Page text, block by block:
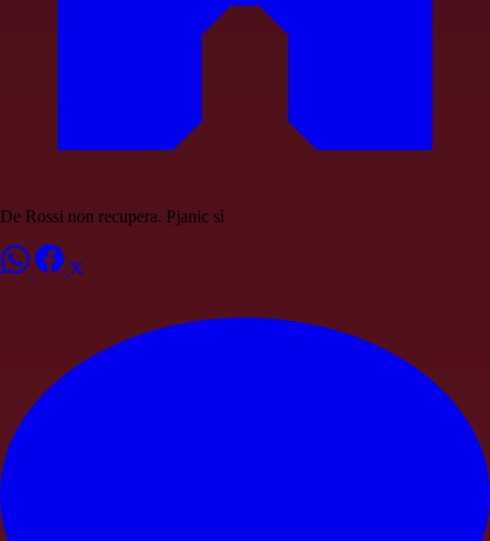
De Rossi non recupera. Pjanic sì